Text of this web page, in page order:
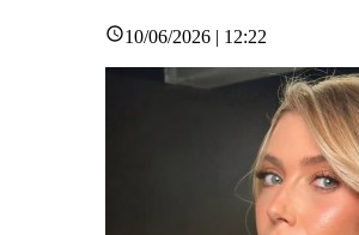
10/06/2026 | 12:22